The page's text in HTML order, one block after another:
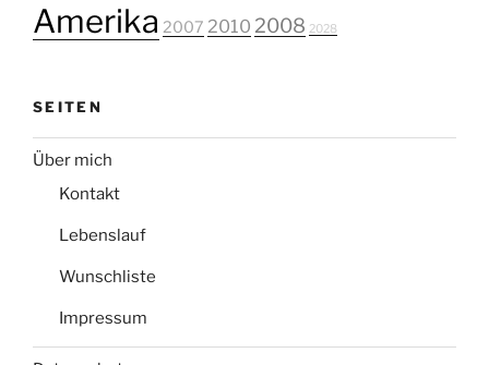
Amerika 2007 2010 2008 2028
SEITEN
Über mich
Kontakt
Lebenslauf
Wunschliste
Impressum